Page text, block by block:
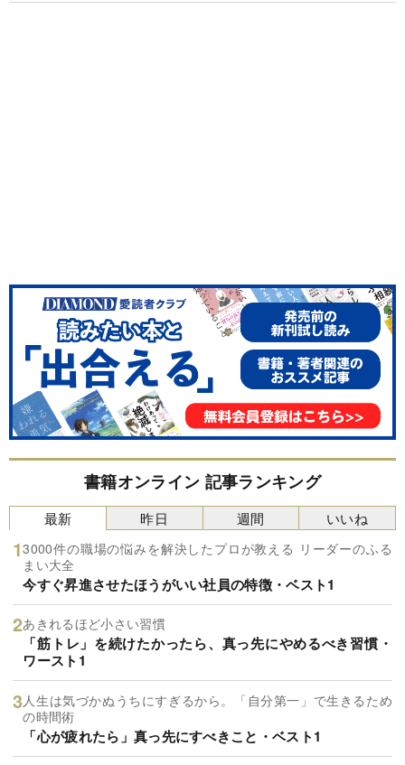
書籍オンライン 記事ランキング
最新
3000件の職場の悩みを解決したプロが教える リーダーのふる
まい大全
今すぐ昇進させたほうがいい社員の特徴・ベスト1
あきれるほど小さい習慣
「筋トレ」を続けたかったら、真っ先にやめるべき習慣・
ワースト1
人生は気づかぬうちにすぎるから。「自分第一」で生きるため
の時間術
「心が疲れたら」真っ先にすべきこと・ベスト1
昨日 週間 いいね